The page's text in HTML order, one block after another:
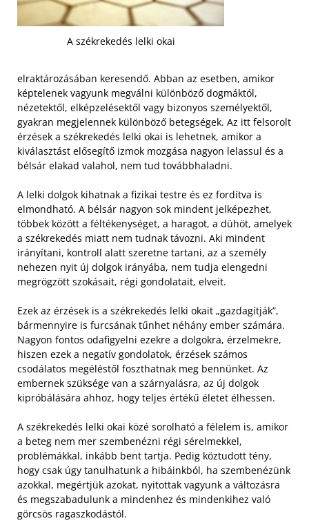
A székrekedés lelki okai
elraktározásában keresendő. Abban az esetben, amikor
képtelenek vagyunk megválni különböző dogmáktól,
nézetektől, elképzelésektől vagy bizonyos személyektől,
gyakran megjelennek különböző betegségek. Az itt felsorolt
érzések a székrekedés lelki okai is lehetnek, amikor a
kiválasztást elősegítő izmok mozgása nagyon lelassul és a
bélsár elakad valahol, nem tud továbbhaladni.
A lelki dolgok kihatnak a fizikai testre és ez fordítva is
elmondható. A bélsár nagyon sok mindent jelképezhet,
többek között a féltékenységet, a haragot, a dühöt, amelyek
a székrekedés miatt nem tudnak távozni. Aki mindent
irányítani, kontroll alatt szeretne tartani, az a személy
nehezen nyit új dolgok irányába, nem tudja elengedni
megrögzött szokásait, régi gondolatait, elveit.
Ezek az érzések is a székrekedés lelki okait „gazdagítják”,
bármennyire is furcsának tűnhet néhány ember számára.
Nagyon fontos odafigyelni ezekre a dolgokra, érzelmekre,
hiszen ezek a negatív gondolatok, érzések számos
csodálatos megéléstől foszthatnak meg bennünket. Az
embernek szüksége van a szárnyalásra, az új dolgok
kipróbálására ahhoz, hogy teljes értékű életet élhessen.
A székrekedés lelki okai közé sorolható a félelem is, amikor
a beteg nem mer szembenézni régi sérelmekkel,
problémákkal, inkább bent tartja. Pedig köztudott tény,
hogy csak úgy tanulhatunk a hibáinkból, ha szembenézünk
azokkal, megértjük azokat, nyitottak vagyunk a változásra
és megszabadulunk a mindenhez és mindenkihez való
görcsös ragaszkodástól.